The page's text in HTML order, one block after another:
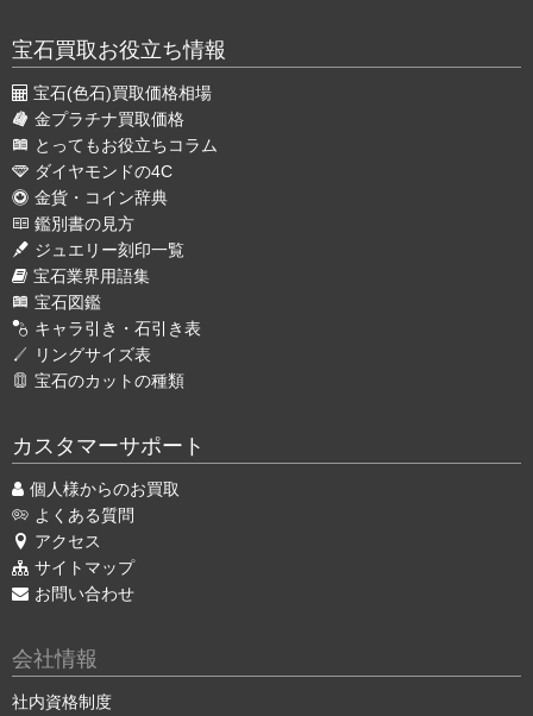
宝石買取お役立ち情報
宝石(色石)買取価格相場
金プラチナ買取価格
とってもお役立ちコラム
ダイヤモンドの4C
金貨・コイン辞典
鑑別書の見方
ジュエリー刻印一覧
宝石業界用語集
宝石図鑑
キャラ引き・石引き表
リングサイズ表
宝石のカットの種類
カスタマーサポート
個人様からのお買取
よくある質問
アクセス
サイトマップ
お問い合わせ
会社情報
社内資格制度